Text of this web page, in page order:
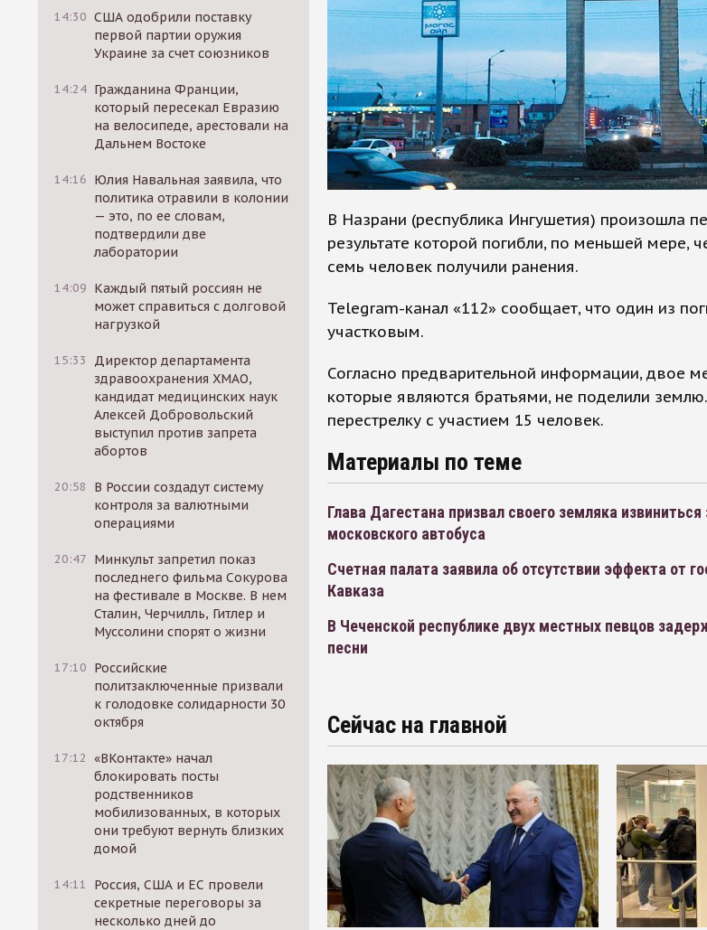
14:30 США одобрили поставку
первой партии оружия
Украине за счет союзников
14:24 Гражданина Франции,
который пересекал Евразию
на велосипеде, арестовали на
Дальнем Востоке
14:16 Юлия Навальная заявила, что
политика отравили в колонии
— это, по ее словам,
подтвердили две
лаборатории
14:09 Каждый пятый россиян не
может справиться с долговой
нагрузкой
15:33
Директор департамента
здравоохранения ХМАО,
кандидат медицинских наук
Алексей Добровольский
выступил против запрета
абортов
20:58
В России создадут систему
контроля за валютными
операциями
20:47 Минкульт запретил показ
последнего фильма Сокурова
на фестивале в Москве. В нем
Сталин, Черчилль, Гитлер и
Муссолини спорят о жизни
17:10 Российские
политзаключенные призвали
к голодовке солидарности 30
октября
17:12 «ВКонтакте» начал
блокировать посты
родственников
мобилизованных, в которых
они требуют вернуть близких
домой
14:11
Россия, США и ЕС провели
секретные переговоры за
несколько дней до
В Назрани (республика Ингушетия) произошла
результате которой погибли, по меньшей мере,
семь человек получили ранения.
Telegram-канал «112» сообщает, что один из
участковым.
Согласно предварительной информации, двое
которые являются братьями, не поделили
перестрелку с участием 15 человек.
Материалы по теме
Глава Дагестана призвал своего земляка
московского автобуса
Счетная палата заявила об отсутствии эффекта от
Кавказа
В Чеченской республике двух местных певцов
песни
Сейчас на главной